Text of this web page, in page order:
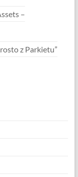
–
z Parkietu”